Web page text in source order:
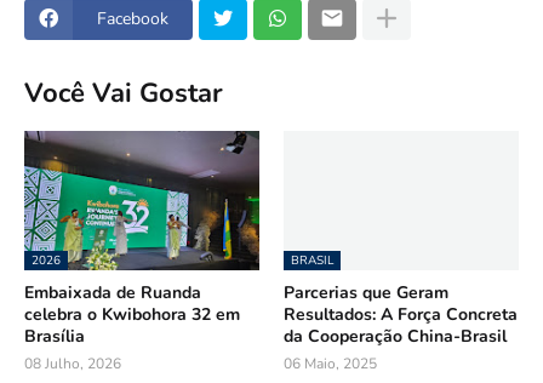
Facebook
Você Vai Gostar
2026
Embaixada de Ruanda
celebra o Kwibohora 32 em
Brasília
08 Julho, 2026
BRASIL
Parcerias que Geram
Resultados: A Força Concreta
da Cooperação China-Brasil
06 Maio, 2025